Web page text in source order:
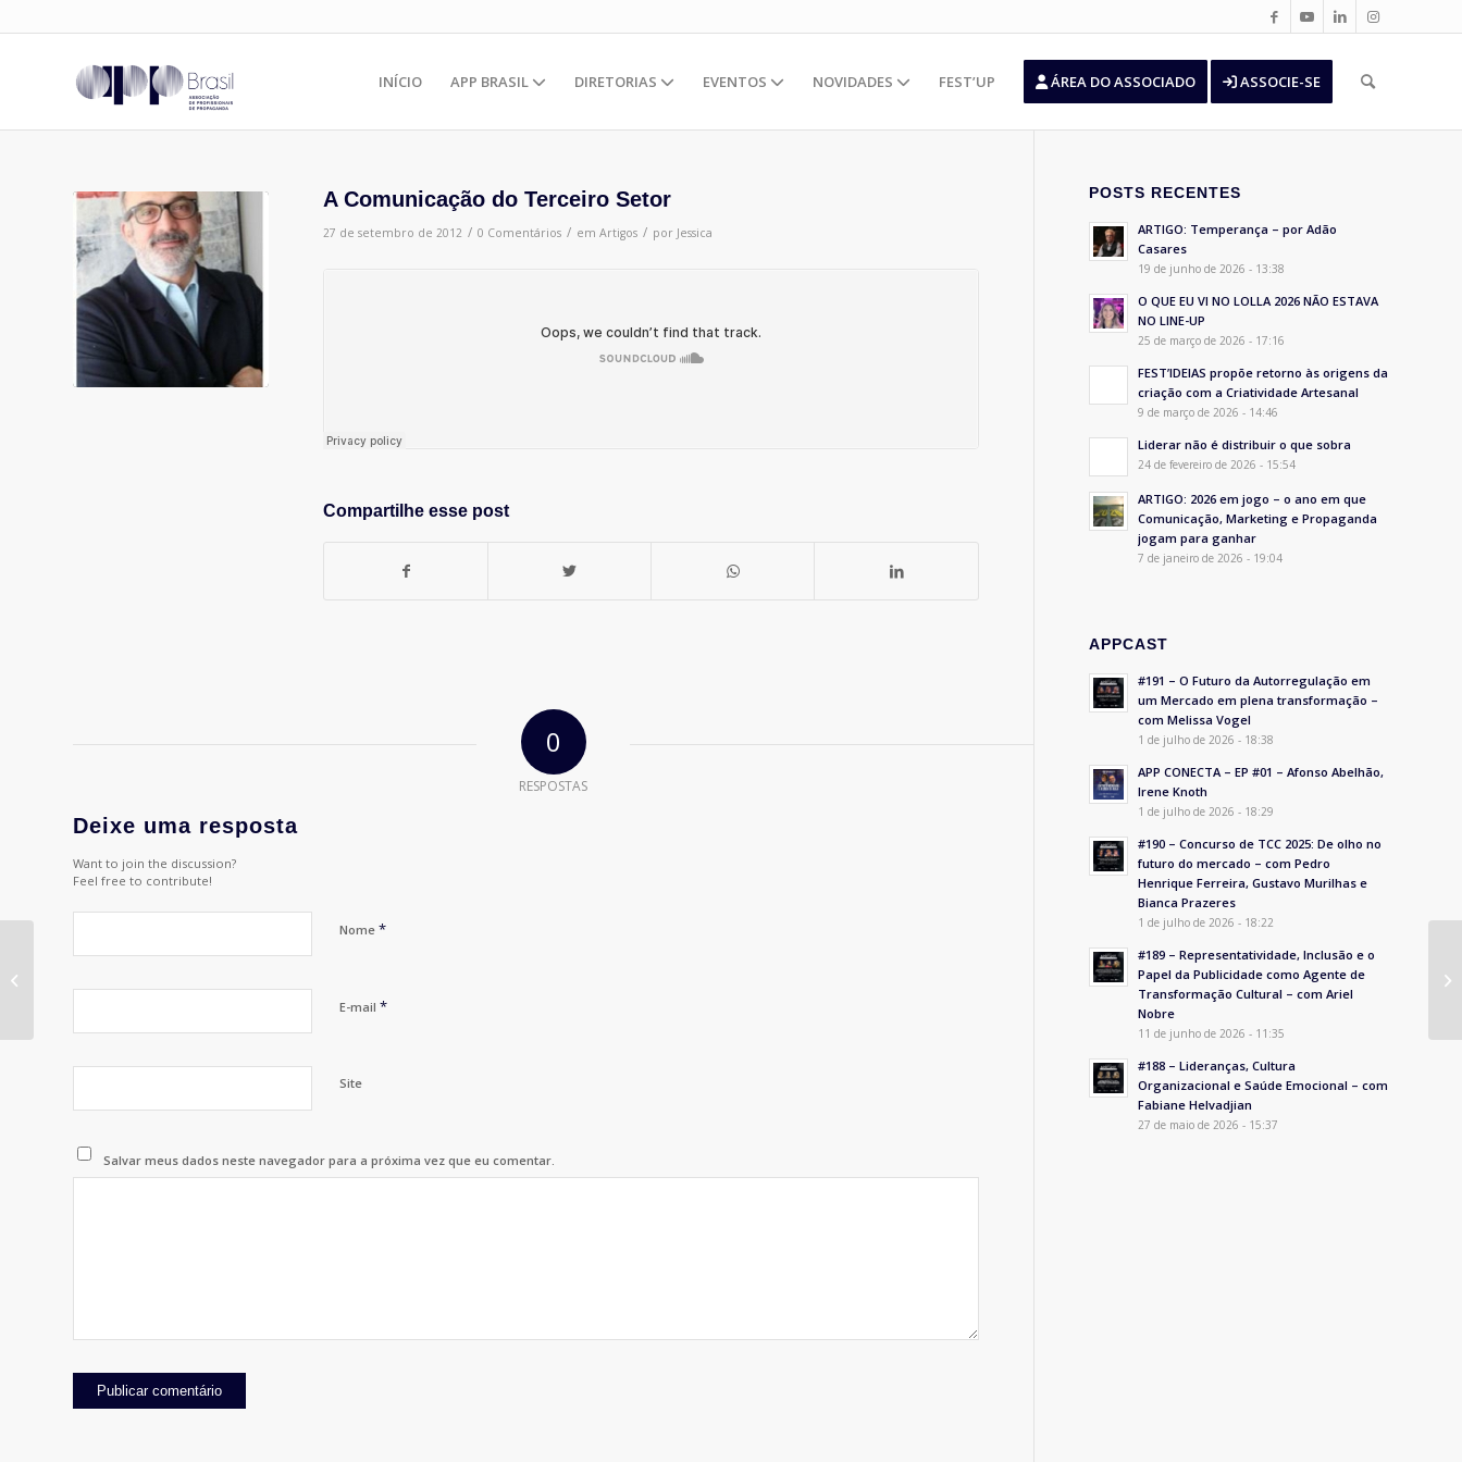
INÍCIO APP BRASIL DIRETORIAS EVENTOS NOVIDADES FEST’UP ÁREA DO ASSOCIADO ASSOCIE-SE
A Comunicação do Terceiro Setor
27 de setembro de 2012 / 0 Comentários / em Artigos / por Jessica
Compartilhe esse post
0
RESPOSTAS
Deixe uma resposta
Want to join the discussion?
Feel free to contribute!
Nome *
E-mail *
Site
Salvar meus dados neste navegador para a próxima vez que eu comentar.
POSTS RECENTES
ARTIGO: Temperança – por Adão
Casares
19 de junho de 2026 - 13:38
O QUE EU VI NO LOLLA 2026 NÃO ESTAVA
NO LINE-UP
25 de março de 2026 - 17:16
FEST’IDEIAS propõe retorno às origens da
criação com a Criatividade Artesanal
9 de março de 2026 - 14:46
Liderar não é distribuir o que sobra
24 de fevereiro de 2026 - 15:54
ARTIGO: 2026 em jogo – o ano em que
Comunicação, Marketing e Propaganda
jogam para ganhar
7 de janeiro de 2026 - 19:04
APPCAST
#191 – O Futuro da Autorregulação em
um Mercado em plena transformação –
com Melissa Vogel
1 de julho de 2026 - 18:38
APP CONECTA – EP #01 – Afonso Abelhão,
Irene Knoth
1 de julho de 2026 - 18:29
#190 – Concurso de TCC 2025: De olho no
futuro do mercado – com Pedro
Henrique Ferreira, Gustavo Murilhas e
Bianca Prazeres
1 de julho de 2026 - 18:22
#189 – Representatividade, Inclusão e o
Papel da Publicidade como Agente de
Transformação Cultural – com Ariel
Nobre
11 de junho de 2026 - 11:35
#188 – Lideranças, Cultura
Organizacional e Saúde Emocional – com
Fabiane Helvadjian
27 de maio de 2026 - 15:37
APP 75 Anos